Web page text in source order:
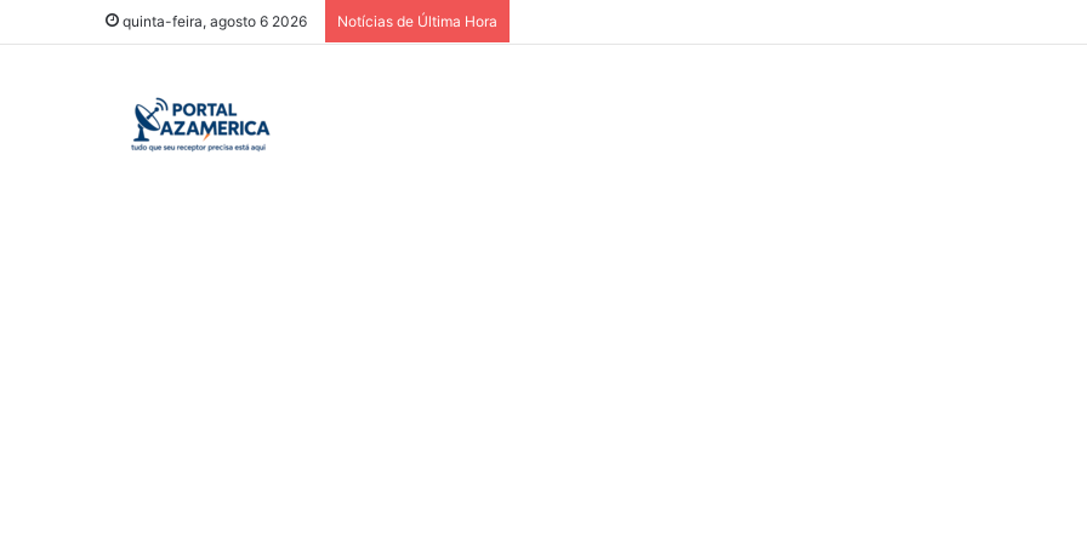
quinta-feira, agosto 6 2026 Notícias de Última Hora